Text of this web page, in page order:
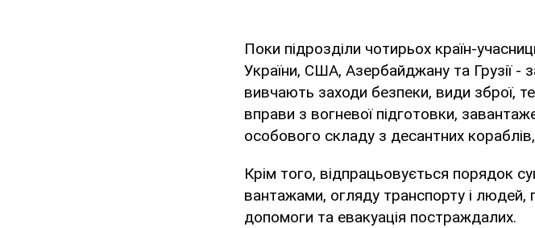
Поки підрозділи чотирьох країн-
України, США, Азербайджану та Грузії -
вивчають заходи безпеки, види зброї,
вправи з вогневої підготовки,
особового складу з десантних
Крім того, відпрацьовується порядок
вантажами, огляду транспорту і
допомоги та евакуація постраждалих.